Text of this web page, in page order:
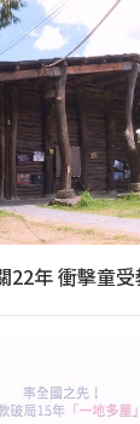
22年 衝擊童